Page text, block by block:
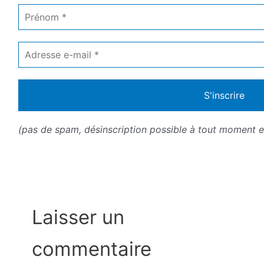
e-
mail
*
(pas de spam, désinscription possible à tout moment
Laisser un
commentaire